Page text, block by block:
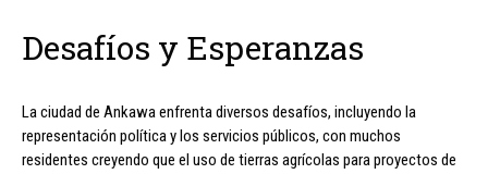
Desafíos y Esperanzas
La ciudad de Ankawa enfrenta diversos desafíos, incluyendo la
representación política y los servicios públicos, con muchos
residentes creyendo que el uso de tierras agrícolas para proyectos de